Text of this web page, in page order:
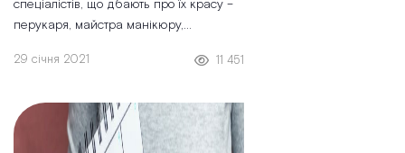
спеціалістів, що дбають про їх красу –
перукаря, майстра манікюру,
спеціаліста, що піклується про жіноче
29 січня 2021 11 451